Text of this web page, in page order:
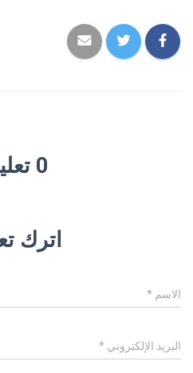
0 تعليق
اترك
الاسم *
البريد الإلكتروني *